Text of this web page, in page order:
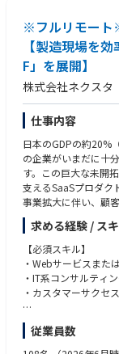
◎最先端と古き良き
最先端のソフトウェ
とができ、スキル向
他社のような受託ベ
アな技術に触れること
【残業について】20
忙期
【有給休暇について
続休と自由に取得可
【転勤について】在
能性については検討
ルに変化があり、転
担等は検討いたします
年次有給休暇は当該
ことが可能。
※有給取得促進のた
ューや設計判断の基
【ネクスタの特徴】
・フルリモート
・フルフレックス
・自社開発プロダクト
・製造業向けSaaS
【開発組織】
・PO1名、PdM1名
・フルスタックエン
・機能ごとにチーム
【開発体制】
・アジャイル開発
・POがユーザインタ
・PdMと企画/設計エ
・実装担当者であっ
・デザインコンセプ
実装時のデザインは
【これから解決した
・CI/CDの環境整備
※フルリモート
【製造現場を
F」を展開】
株式会社ネクスタ
仕事内容
日本のGDPの約20%
の企業がいまだに十
す。この巨大な未開
支えるSaaSプロダク
事業拡大に伴い、顧
クトに落とし込むプ
◆◆業務のミッション
・現場課題の構造化
し、本質的な課題を
・プロダクトへの抽
千社が利用可能な「
かつ具体的な要件定
求める経験 / ス
【必須スキル】
・Webサービスまた
・IT系コンサルティ
・カスタマーサクセ
【求めるスキル・姿勢
・お客様の前に立ち
る
従業員数